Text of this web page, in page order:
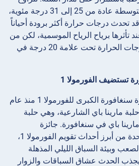
درجة الحرارة اليومية المتوسطة عادة من 25 إلى 31 درجة مئوية،
تحدث درجات حرارة أكثر برودة أحياناً
تأثرها برياح الرياح الموسمية، لكن من
غير الشائع أن تنخفض درجات الحرارة تحت علامة 20 درجة في
تستضيف الفورمولا 1
تستضيف سنغافورة جائزة سنغافورة الكبرى للفورمولا 1 منذ عام
حلبة مارينا باي الشارعية، وهي حلبة
باي في سنغافورة. جائزة
سنغافورة الكبرى هي واحدة من أبرز أحداث تقويم الفورمولا 1،
وبيئة السباق الليلي المذهلة
يجذب الحدث عشاق السباقات والزوار